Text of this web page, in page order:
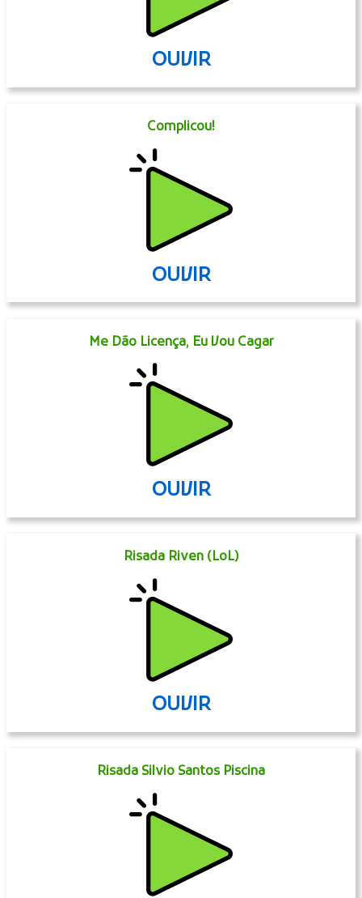
OUVIR
Complicou!
OUVIR
Me Dão Licença, Eu Vou Cagar
OUVIR
Risada Riven (LoL)
OUVIR
Risada Silvio Santos Piscina